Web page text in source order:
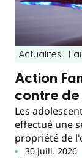
Actualités
Action
contre de
Les
effectué une
propriété de
30 juill. 2026